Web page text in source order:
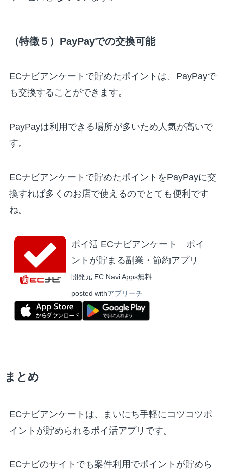
（特徴５）PayPayでの交換可能
ECナビアンケートで貯めたポイントは、PayPayで
も交換することができます。
PayPayは利用できる場所が多いため人気が高いで
す。
ECナビアンケートで貯めたポイントをPayPayに交
換すれば多くのお店で使えるのでとても便利です
ね。
ポイ活 ECナビアンケート ポイ
ントが貯まる副業・節約アプリ
開発元:EC Navi Apps無料
posted withアプリーチ
まとめ
ECナビアンケートは、まいにち手軽にコツコツポ
イントが貯められるポイ活アプリです。
ECナビのサイトでも案件利用でポイントが貯めら